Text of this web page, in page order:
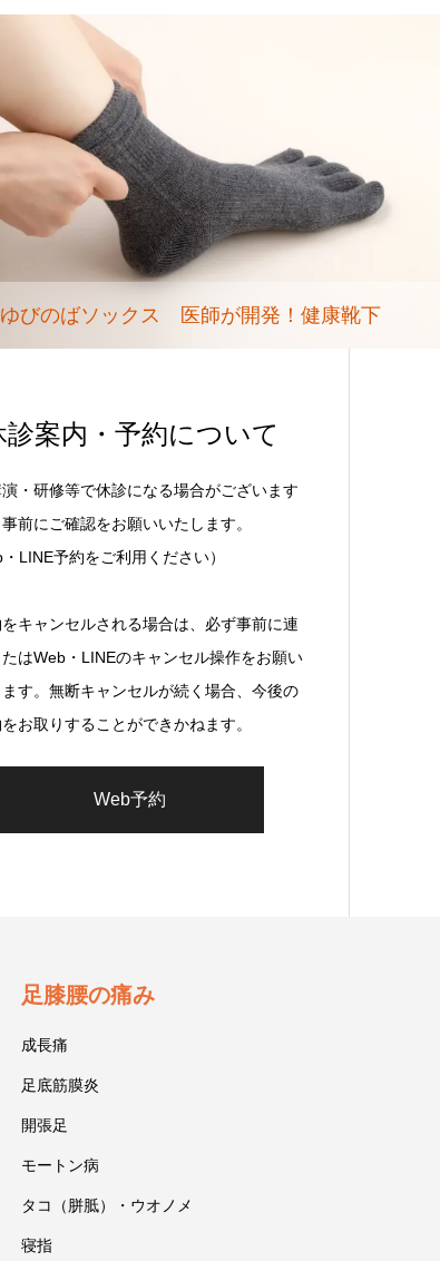
ゆびのばソックス 医師が開発！健康靴下
診案内・予約について
演・研修等で休診になる場合がございます
前にご確認をお願いいたします。
・LINE予約をご利用ください）
をキャンセルされる場合は、必ず事前に連
はWeb・LINEのキャンセル操作をお願い
す。無断キャンセルが続く場合、今後の
お取りすることができかねます。
Web予約
足膝腰の痛み
成長痛
足底筋膜炎
開張足
モートン病
タコ（胼胝）・ウオノメ
寝指